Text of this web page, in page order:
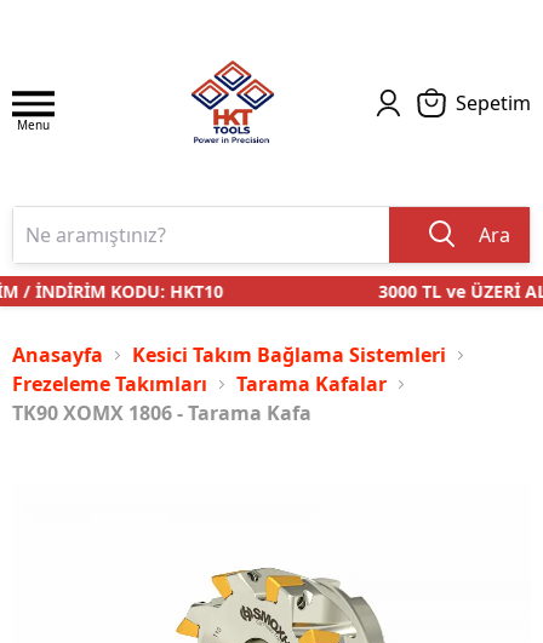
Menu
Sepetim
Ara
İNDİRİM KODU: HKT10 3000 TL ve ÜZERİ
Anasayfa
Kesici Takım Bağlama Sistemleri
Frezeleme Takımları
Tarama Kafalar
TK90 XOMX 1806 - Tarama Kafa